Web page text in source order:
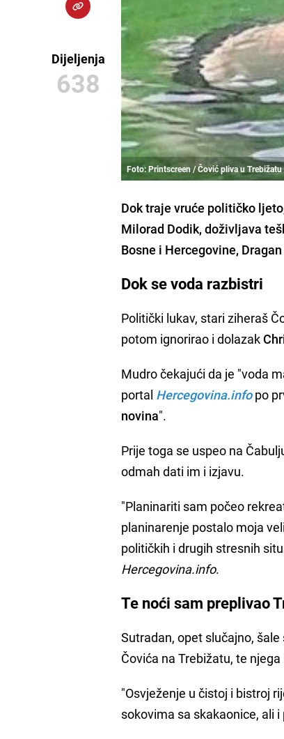
Dijeljenja
638
Foto: Printscreen / Čović pliva u Trebižatu
Dok traje vruće političko
Milorad Dodik, doživljava
Bosne i Hercegovine,
Dok se voda razbistri
Politički lukav, stari ziheraš
potom ignorirao i dolazak
Mudro čekajući da je "voda
portal Hercegovina.infopo
novina".
Prije toga se uspeo na
odmah dati im i izjavu.
"Planinariti sam počeo
planinarenje postalo moja
političkih i drugih stresnih
Hercegovina.info.
Te noći sam preplivao
Sutradan, opet slučajno,
Čovića na Trebižatu, te
"Osvježenje u čistoj i bistroj
sokovima sa skakaonice, ali